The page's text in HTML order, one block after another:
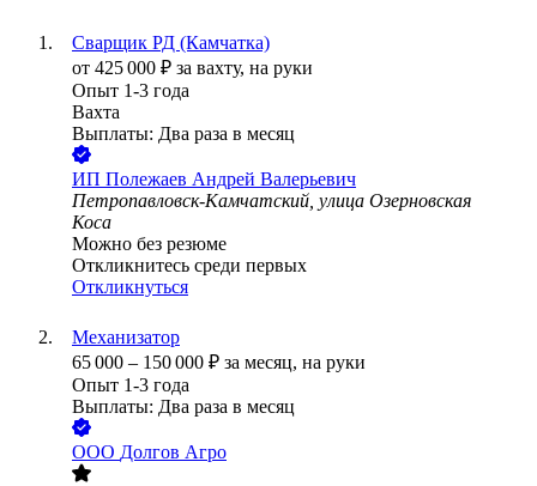
Сварщик РД (Камчатка)
от 425 000 ₽ за вахту, на руки
Опыт 1-3 года
Вахта
Выплаты: Два раза в месяц
ИП Полежаев Андрей Валерьевич
Петропавловск-Камчатский, улица Озерновская
Коса
Можно без резюме
Откликнитесь среди первых
Откликнуться
Механизатор
65 000 – 150 000 ₽ за месяц, на руки
Опыт 1-3 года
Выплаты: Два раза в месяц
ООО Долгов Агро